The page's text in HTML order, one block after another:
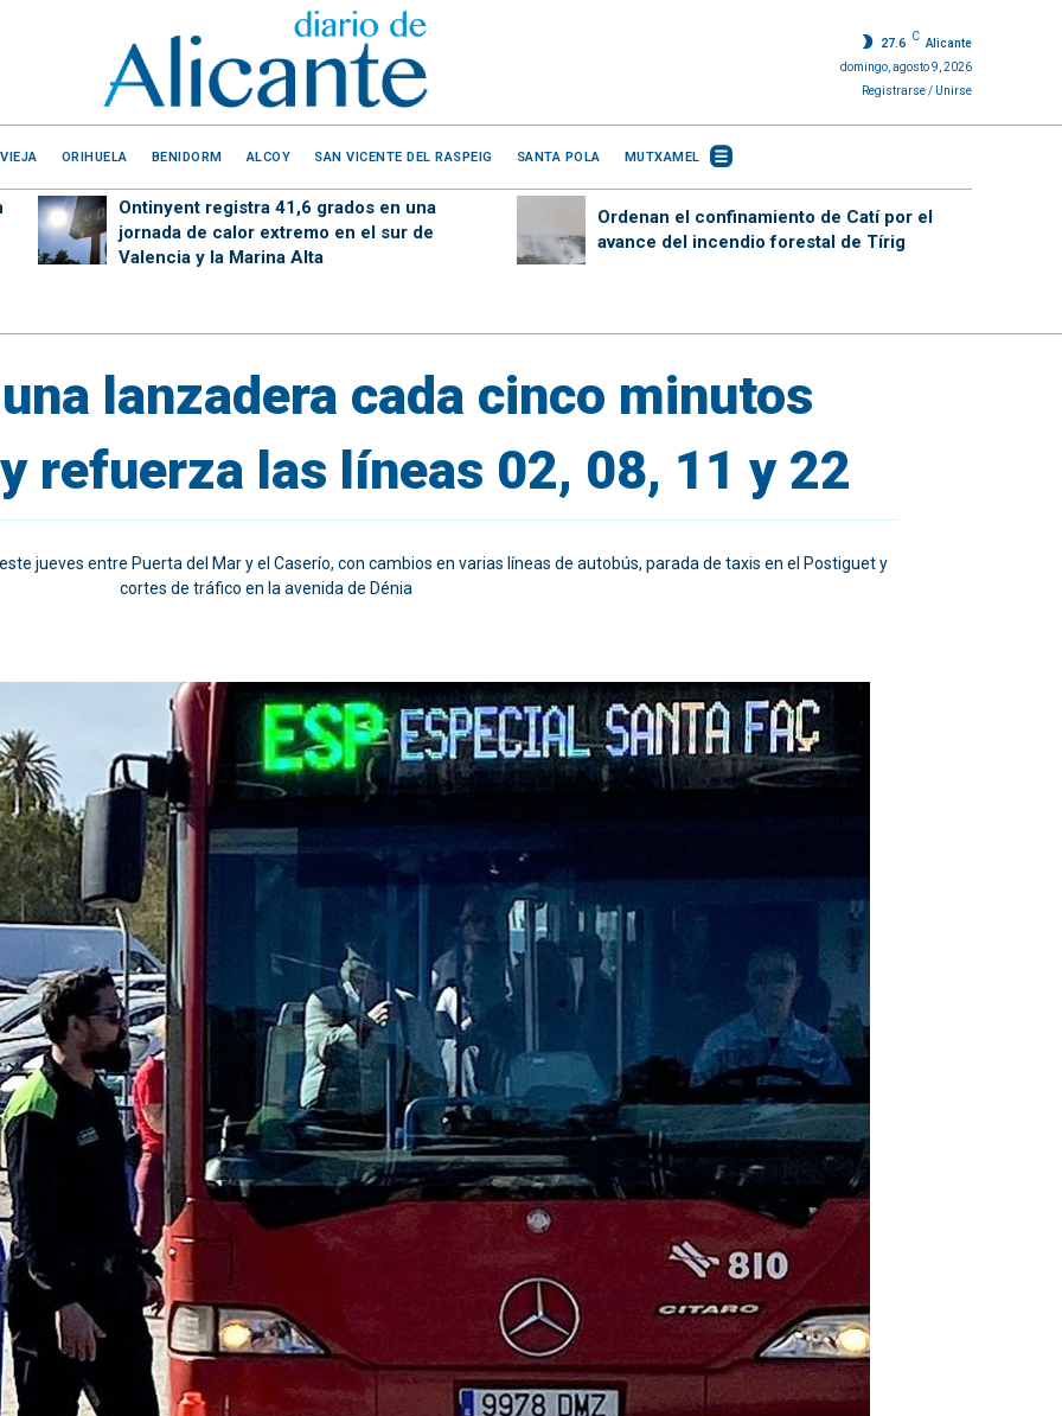
27.6
C
Alicante
domingo, agosto 9, 2026
Registrarse / Unirse
ORIHUELA BENIDORM ALCOY SAN VICENTE DEL RASPEIG SANTA POLA MUTXAMEL
Ontinyent registra 41,6 grados en una
jornada de calor extremo en el sur de
Valencia y la Marina Alta
Ordenan el confinamiento de Catí por el
avance del incendio forestal de Tírig
lanzadera cada cinco minutos
refuerza las líneas 02, 08, 11 y 22
jueves entre Puerta del Mar y el Caserío, con cambios en varias líneas de autobús, parada de taxis en el Postiguet y
cortes de tráfico en la avenida de Dénia